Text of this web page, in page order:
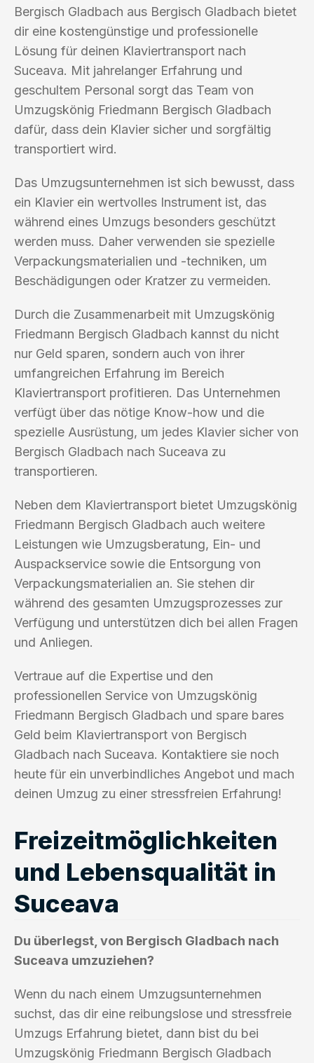
Bergisch Gladbach aus Bergisch Gladbach bietet
dir eine kostengünstige und professionelle
Lösung für deinen Klaviertransport nach
Suceava. Mit jahrelanger Erfahrung und
geschultem Personal sorgt das Team von
Umzugskönig Friedmann Bergisch Gladbach
dafür, dass dein Klavier sicher und sorgfältig
transportiert wird.
Das Umzugsunternehmen ist sich bewusst, dass
ein Klavier ein wertvolles Instrument ist, das
während eines Umzugs besonders geschützt
werden muss. Daher verwenden sie spezielle
Verpackungsmaterialien und -techniken, um
Beschädigungen oder Kratzer zu vermeiden.
Durch die Zusammenarbeit mit Umzugskönig
Friedmann Bergisch Gladbach kannst du nicht
nur Geld sparen, sondern auch von ihrer
umfangreichen Erfahrung im Bereich
Klaviertransport profitieren. Das Unternehmen
verfügt über das nötige Know-how und die
spezielle Ausrüstung, um jedes Klavier sicher von
Bergisch Gladbach nach Suceava zu
transportieren.
Neben dem Klaviertransport bietet Umzugskönig
Friedmann Bergisch Gladbach auch weitere
Leistungen wie Umzugsberatung, Ein- und
Auspackservice sowie die Entsorgung von
Verpackungsmaterialien an. Sie stehen dir
während des gesamten Umzugsprozesses zur
Verfügung und unterstützen dich bei allen Fragen
und Anliegen.
Vertraue auf die Expertise und den
professionellen Service von Umzugskönig
Friedmann Bergisch Gladbach und spare bares
Geld beim Klaviertransport von Bergisch
Gladbach nach Suceava. Kontaktiere sie noch
heute für ein unverbindliches Angebot und mach
deinen Umzug zu einer stressfreien Erfahrung!
Freizeitmöglichkeiten
und Lebensqualität in
Suceava
Du überlegst, von Bergisch Gladbach nach
Suceava umzuziehen?
Wenn du nach einem Umzugsunternehmen
suchst, das dir eine reibungslose und stressfreie
Umzugs Erfahrung bietet, dann bist du bei
Umzugskönig Friedmann Bergisch Gladbach